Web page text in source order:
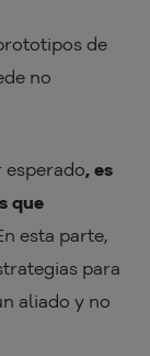
de
no
esperado, es
que
esta parte,
para
aliado y no